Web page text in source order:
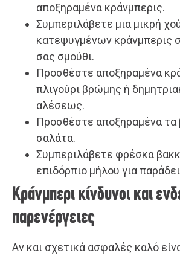
αποξηραμένα κράνμπερις.
Συμπεριλάβετε μια μικρή
κατεψυγμένων κράνμπερις
σας σμούθι.
Προσθέστε αποξηραμένα
πλιγούρι βρώμης ή
αλέσεως.
Προσθέστε αποξηραμένα τα
σαλάτα.
Συμπεριλάβετε φρέσκα
επιδόρπιο μήλου για
Κράνμπερι κίνδυνοι και
παρενέργειες
Αν και σχετικά ασφαλές καλό